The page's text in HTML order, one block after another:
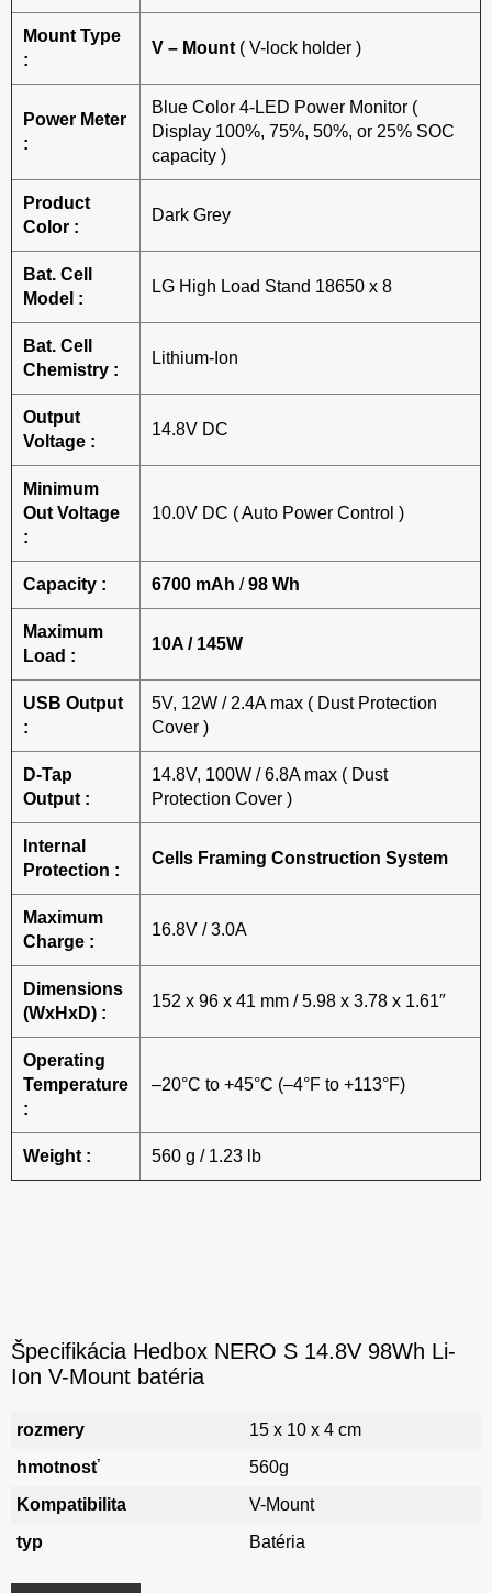
Mount Type
:
V – Mount ( V-lock holder )
Power Meter
:
Blue Color 4-LED Power Monitor (
Display 100%, 75%, 50%, or 25% SOC
capacity )
Product
Color :
Dark Grey
Bat. Cell
Model :
LG High Load Stand 18650 x 8
Bat. Cell
Chemistry :
Lithium-Ion
Output
Voltage :
14.8V DC
Minimum
Out Voltage
:
10.0V DC ( Auto Power Control )
Capacity : 6700 mAh /98 Wh
Maximum
Load :
10A / 145W
USB Output
:
5V, 12W / 2.4A max ( Dust Protection
Cover )
D-Tap
Output :
14.8V, 100W / 6.8A max ( Dust
Protection Cover )
Internal
Protection :
Cells Framing Construction System
Maximum
Charge :
16.8V / 3.0A
Dimensions
(WxHxD) :
152 x 96 x 41 mm / 5.98 x 3.78 x 1.61″
Operating
Temperature
:
–20°C to +45°C (–4°F to +113°F)
Weight : 560 g / 1.23 lb
Špecifikácia Hedbox NERO S 14.8V 98Wh Li-
Ion V-Mount batéria
rozmery
15 x 10 x 4 cm
hmotnosť
560g
Kompatibilita
V-Mount
typ
Batéria